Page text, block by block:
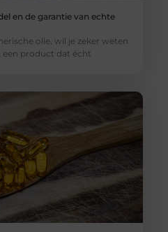
en de garantie van echte
olie, wil je zeker weten
product dat écht